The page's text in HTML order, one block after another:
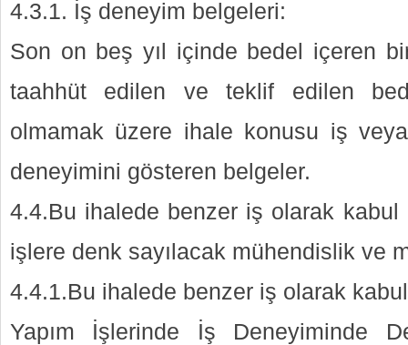
4.3.1. İş deneyim belgeleri:
Son on beş yıl içinde bedel içeren
taahhüt edilen ve teklif edilen
olmamak üzere ihale konusu iş
deneyimini gösteren belgeler.
4.4.Bu ihalede benzer iş olarak
işlere denk sayılacak mühendislik ve
4.4.1.Bu ihalede benzer iş olarak
Yapım İşlerinde İş Deneyiminde